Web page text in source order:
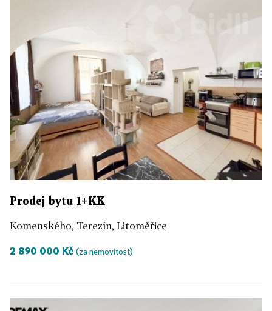
Prodej bytu 1+KK
Komenského, Terezín, Litoměřice
2 890 000 Kč (za nemovitost)